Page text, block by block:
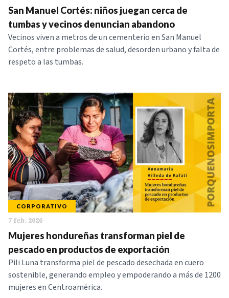
NOTICIAS
SERIES
San Manuel Cortés: niños juegan cerca de
tumbas y vecinos denuncian abandono
Vecinos viven a metros de un cementerio en San Manuel
Cortés, entre problemas de salud, desorden urbano y falta de
respeto a las tumbas.
CORPORATIVO
7 feb. 2026
Mujeres hondureñas transforman piel de
pescado en productos de exportación
Pili Luna transforma piel de pescado desechada en cuero
sostenible, generando empleo y empoderando a más de 1200
mujeres en Centroamérica.